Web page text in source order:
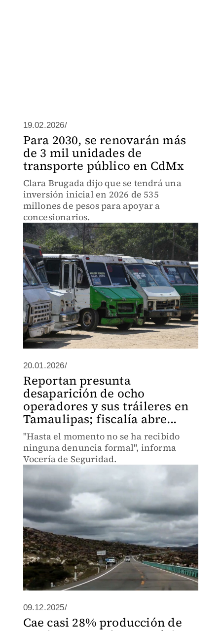
19.02.2026/
Para 2030, se renovarán más
de 3 mil unidades de
transporte público en CdMx
Clara Brugada dijo que se tendrá una
inversión inicial en 2026 de 535
millones de pesos para apoyar a
concesionarios.
20.01.2026/
Reportan presunta
desaparición de ocho
operadores y sus tráileres en
Tamaulipas; fiscalía abre...
"Hasta el momento no se ha recibido
ninguna denuncia formal", informa
Vocería de Seguridad.
09.12.2025/
Cae casi 28% producción de